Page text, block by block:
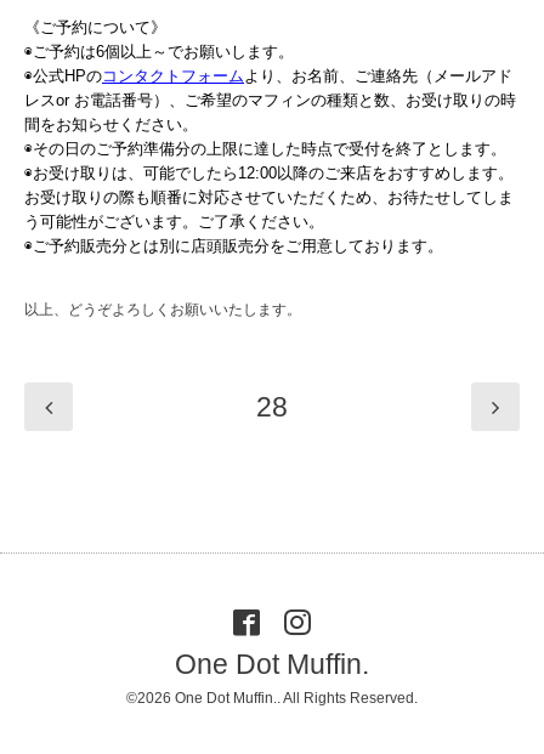
《ご予約について》
◉ご予約は6個以上～でお願いします。
◉公式HPのコンタクトフォームより、お名前、ご連絡先（メールアド
レスor お電話番号）、ご希望のマフィンの種類と数、お受け取りの時
間をお知らせください。
◉その日のご予約準備分の上限に達した時点で受付を終了とします。
◉お受け取りは、可能でしたら12:00以降のご来店をおすすめします。
お受け取りの際も順番に対応させていただくため、お待たせしてしま
う可能性がございます。ご了承ください。
◉ご予約販売分とは別に店頭販売分をご用意しております。
以上、どうぞよろしくお願いいたします。
28
One Dot Muffin.
©2026 One Dot Muffin. . All Rights Reserved.